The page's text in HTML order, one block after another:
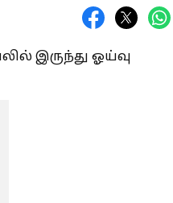
இருந்து ஓய்வு